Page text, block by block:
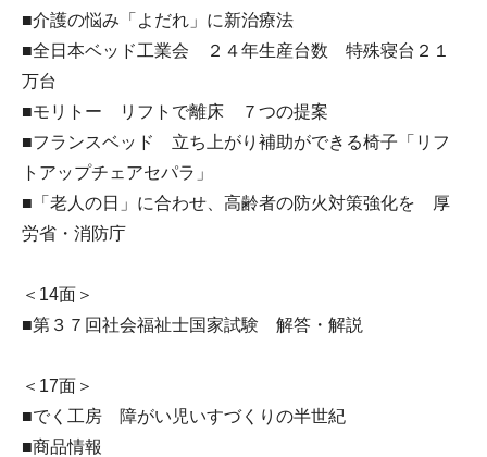
■介護の悩み「よだれ」に新治療法
■全日本ベッド工業会 ２４年生産台数 特殊寝台２１
万台
■モリトー リフトで離床 ７つの提案
■フランスベッド 立ち上がり補助ができる椅子「リフ
トアップチェアセパラ」
■「老人の日」に合わせ、高齢者の防火対策強化を 厚
労省・消防庁
＜14面＞
■第３７回社会福祉士国家試験 解答・解説
＜17面＞
■でく工房 障がい児いすづくりの半世紀
■商品情報